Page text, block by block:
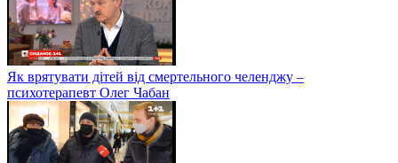
Як врятувати дітей від смертельного челенджу –
психотерапевт Олег Чабан